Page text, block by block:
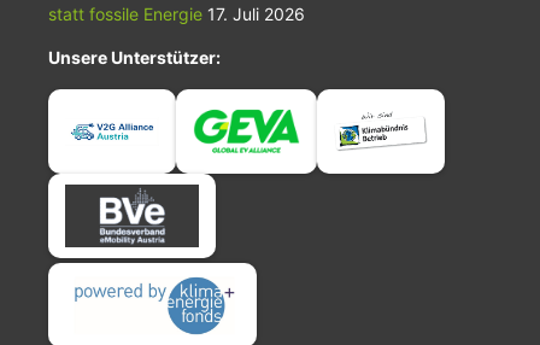
statt fossile Energie 17. Juli 2026
Unsere Unterstützer: